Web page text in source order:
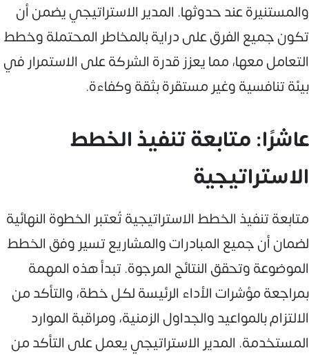
والمستنيرة عند حدوثها. المدير الاستراتيجي يضمن أن
تكون جميع الفرق على دراية بالمخاطر المحتملة وخطط
التعامل معها، مما يعزز قدرة الشركة على الاستمرار في
بيئة تنافسية وغير مستقرة بثقة وكفاءة.
عاشرًا: متابعة تنفيذ الخطط
الاستراتيجية
متابعة تنفيذ الخطط الاستراتيجية تُعتبر الخطوة النهائية
لضمان أن جميع المبادرات والمشاريع تسير وفق الخطط
الموضوعة وتحقق النتائج المرجوة. تبدأ هذه المهمة
بمراجعة مؤشرات الأداء الرئيسة لكل خطة، والتأكد من
الالتزام بالمواعيد والجداول الزمنية، ومراقبة الموارد
المستخدمة. المدير الاستراتيجي يعمل على التأكد من